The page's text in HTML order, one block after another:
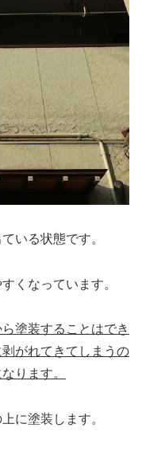
いる状態です。
くなっています。
塗装することはでき
がれてきてしまうの
ります。
に塗装します。